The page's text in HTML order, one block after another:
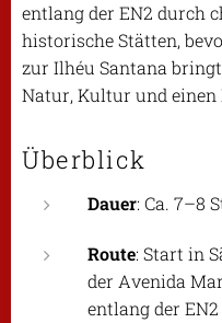
entlang der EN2 durch
historische Stätten,
zur Ilhéu Santana
Natur, Kultur und einen
Überblick
Dauer: Ca. 7–8
Route: Start in
der Avenida
entlang der